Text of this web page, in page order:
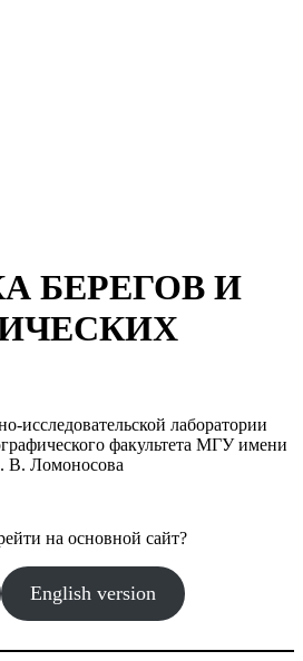
БЕРЕГОВ И
исследовательской лаборатории
факультета МГУ имени
В. Ломоносова
на основной сайт?
English version